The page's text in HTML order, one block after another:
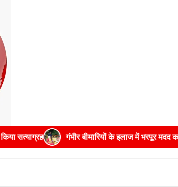
गंभीर बीमारियों के इलाज में भरपूर मदद करेगी सरकार: मुख्यमंत्री